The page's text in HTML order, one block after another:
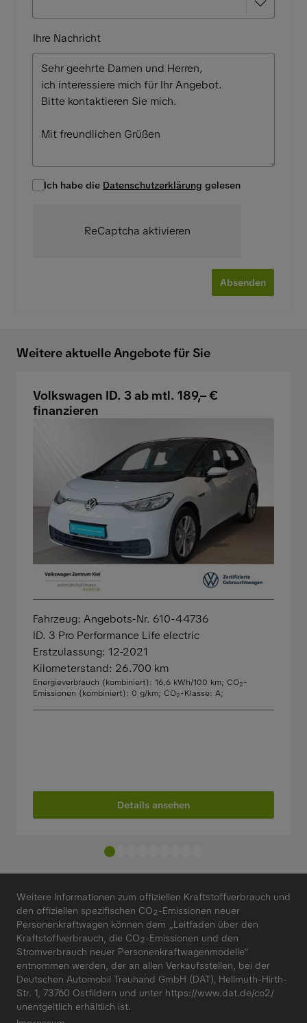
Ihre Nachricht
Ich habe die Datenschutzerklärung gelesen
ReCaptcha aktivieren
Absenden
Weitere aktuelle Angebote für Sie
Volkswagen ID. 3 ab mtl. 189,– €
finanzieren
Fahrzeug: Angebots-Nr. 610-44736
ID. 3 Pro Performance Life electric
Erstzulassung: 12-2021
Kilometerstand: 26.700 km
Energieverbrauch (kombiniert): 16,6 kWh/100 km; CO2-
Emissionen (kombiniert): 0 g/km; CO2-Klasse: A;
Details ansehen
Weitere Informationen zum offiziellen Kraftstoffverbrauch und
den offiziellen spezifischen CO₂-Emissionen neuer
Personenkraftwagen können dem „Leitfaden über den
Kraftstoffverbrauch, die CO₂-Emissionen und den
Stromverbrauch neuer Personenkraftwagenmodelle“
entnommen werden, der an allen Verkaufsstellen, bei der
Deutschen Automobil Treuhand GmbH (DAT), Hellmuth-Hirth-
Str. 1, 73760 Ostfildern und unter https://www.dat.de/co2/
unentgeltlich erhältlich ist.